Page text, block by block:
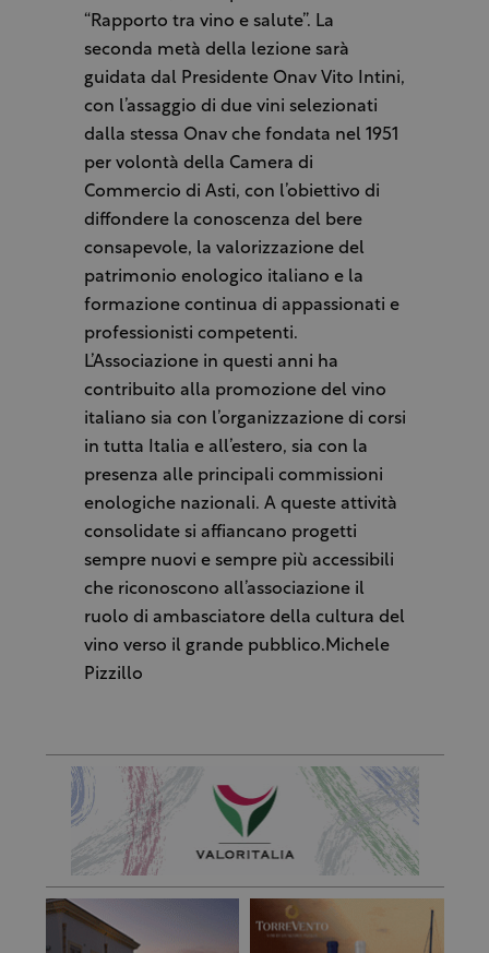
“Rapporto tra vino e salute”. La
seconda metà della lezione sarà
guidata dal Presidente Onav Vito Intini,
con l’assaggio di due vini selezionati
dalla stessa Onav che fondata nel 1951
per volontà della Camera di
Commercio di Asti, con l’obiettivo di
diffondere la conoscenza del bere
consapevole, la valorizzazione del
patrimonio enologico italiano e la
formazione continua di appassionati e
professionisti competenti.
L’Associazione in questi anni ha
contribuito alla promozione del vino
italiano sia con l’organizzazione di corsi
in tutta Italia e all’estero, sia con la
presenza alle principali commissioni
enologiche nazionali. A queste attività
consolidate si affiancano progetti
sempre nuovi e sempre più accessibili
che riconoscono all’associazione il
ruolo di ambasciatore della cultura del
vino verso il grande pubblico.Michele
Pizzillo